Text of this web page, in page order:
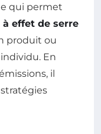
qui permet
effet de serre
produit ou
En
il